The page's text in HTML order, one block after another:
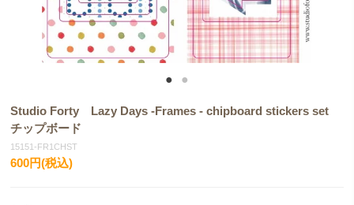
Studio Forty Lazy Days -Frames - chipboard stickers set
チップボード
15151-FR1CHST
600円(税込)